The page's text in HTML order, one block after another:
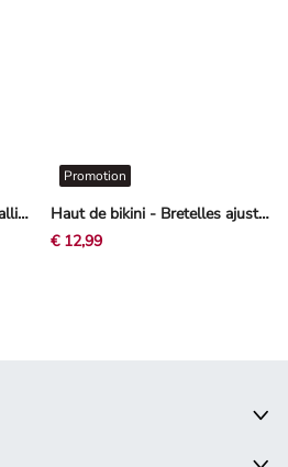
Short de bain - Détails métallisés - noir Haut de bikini - Bretelles ajustables - Blanc cassé
Promotion
€ 12,99